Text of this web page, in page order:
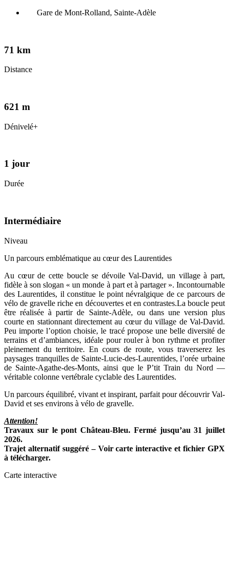
Gare de Mont-Rolland, Sainte-Adèle
71 km
Distance
621 m
Dénivelé+
1 jour
Durée
Intermédiaire
Niveau
Un parcours emblématique au cœur des Laurentides
Au cœur de cette boucle se dévoile Val-David, un village à part,
fidèle à son slogan « un monde à part et à partager ». Incontournable
des Laurentides, il constitue le point névralgique de ce parcours de
vélo de gravelle riche en découvertes et en contrastes.La boucle peut
être réalisée à partir de Sainte-Adèle, ou dans une version plus
courte en stationnant directement au cœur du village de Val-David.
Peu importe l’option choisie, le tracé propose une belle diversité de
terrains et d’ambiances, idéale pour rouler à bon rythme et profiter
pleinement du territoire. En cours de route, vous traverserez les
paysages tranquilles de Sainte-Lucie-des-Laurentides, l’orée urbaine
de Sainte-Agathe-des-Monts, ainsi que le P’tit Train du Nord —
véritable colonne vertébrale cyclable des Laurentides.
Un parcours équilibré, vivant et inspirant, parfait pour découvrir Val-
David et ses environs à vélo de gravelle.
Attention!
Travaux sur le pont Château-Bleu. Fermé jusqu’au 31 juillet
2026.
Trajet alternatif suggéré – Voir carte interactive et fichier GPX
à télécharger.
Carte interactive